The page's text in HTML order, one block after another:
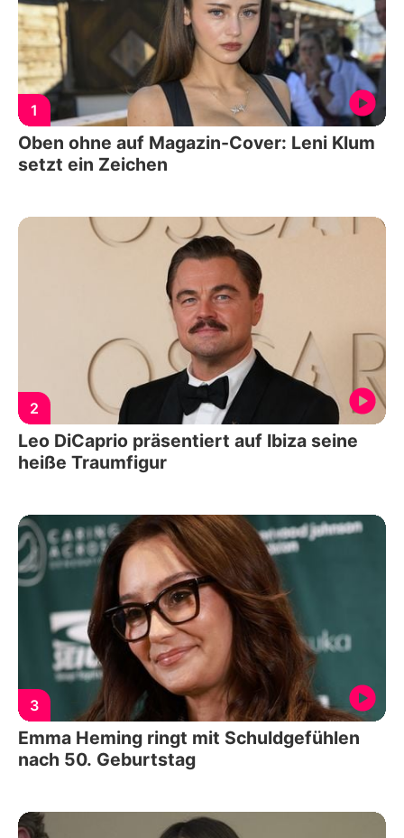
1
Oben ohne auf Magazin-Cover: Leni Klum
setzt ein Zeichen
2
Leo DiCaprio präsentiert auf Ibiza seine
heiße Traumfigur
3
Emma Heming ringt mit Schuldgefühlen
nach 50. Geburtstag